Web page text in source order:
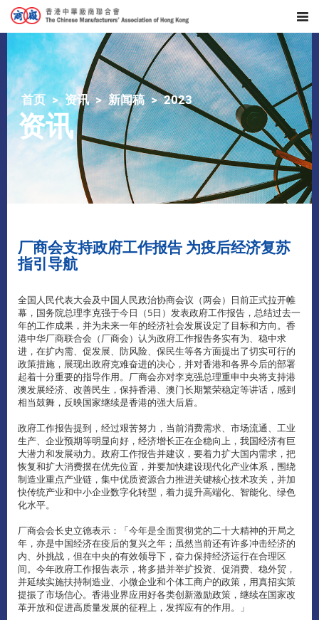
首页 资讯 新闻稿 2023
资讯
厂商会支持政府工作报告 为疫后经济复苏
指引导航
全国人民代表大会及中国人民政治协商会议（两会）日前正式拉开帷
幕，国务院总理李克强于今日（5日）发表政府工作报告，总结过去一
年的工作成果，并为未来一年的经济社会发展设定了目标和方向。香
港中华厂商联合会（厂商会）认为政府工作报告务实有为、稳中求
进，在扩内需、促发展、防风险、保民生等各方面提出了切实可行的
政策措施，展现出政府克难奋进的决心，并对香港和各界今后的部署
起着十分重要的指导作用。厂商会亦对李克强总理重申中央将支持港
澳发展经济、改善民生，保持香港、澳门长期繁荣稳定等讲话，感到
相当鼓舞，反映国家继续是香港的强大后盾。
政府工作报告提到，经过艰苦努力，当前消费需求、市场流通、工业
生产、企业预期等明显向好，经济增长正在企稳向上，我国经济有巨
大潜力和发展动力。政府工作报告并建议，要着力扩大国内需求，把
恢复和扩大消费摆在优先位置，并要加快建设现代化产业体系，围绕
制造业重点产业链，集中优质资源合力推进关键核心技术攻关，并加
快传统产业和中小企业数字化转型，着力提升高端化、智能化、绿色
化水平。
厂商会会长史立德表示：「今年是全面贯彻党的二十大精神的开局之
年，亦是中国经济在疫后的复兴之年；虽然当前还有许多冲击经济的
内、外挑战，但在中央的有效领导下，奋力保持经济运行在合理区
间。今年政府工作报告表示，将多措并举扩投资、促消费、稳外贸，
并延续实施扶持制造业、小微企业和个体工商户的政策，用真招实策
提振了市场信心。香港业界应用好各类创新激励政策，继续在国家改
革开放和促进高质量发展的征程上，发挥应有的作用。」